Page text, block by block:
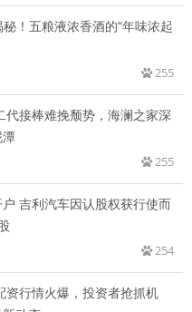
！五粮液浓香酒的“年味浓起
255
代接棒难挽颓势，海澜之家深
255
吉利汽车因认股权获行使而
254
资行情火爆，投资者抢抓机